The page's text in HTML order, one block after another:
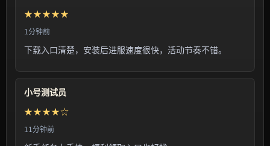
★★★★★
1分钟前
下载入口清楚，安装后进服速度很快，活动节奏不错。
小号测试员
★★★★☆
11分钟前